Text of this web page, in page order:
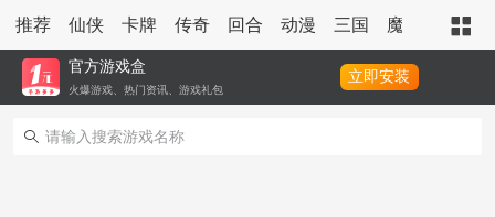
推荐 仙侠 卡牌 传奇 回合 动漫 三国 魔幻 策略
官方游戏盒
火爆游戏、热门资讯、游戏礼包
立即安装